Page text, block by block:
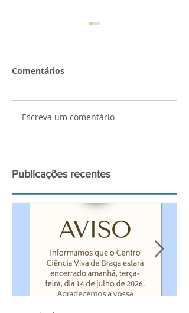
Palestra de preparação
para a observação do
Comentários
Escreva um comentário
Publicações recentes